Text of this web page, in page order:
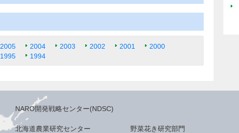
2005 2004 2003 2002 2001
2000
1995 1994
NARO開発戦略センター(NDSC)
北海道農業研究センター 野菜花き研究部門